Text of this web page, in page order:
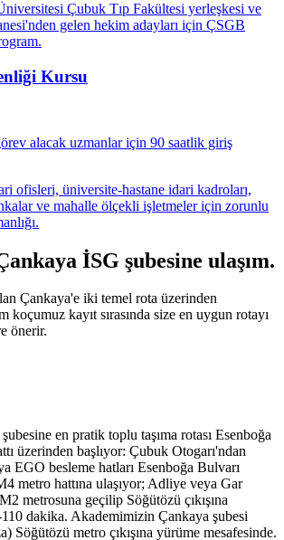
Çubuk Tıp Fakültesi yerleşkesi ve
gelen hekim adayları için ÇSGB
Kursu
alacak uzmanlar için 90 saatlik giriş
ofisleri, üniversite-hastane idari kadroları,
ve mahalle ölçekli işletmeler için zorunlu
İSG şubesine ulaşım.
Çankaya'e iki temel rota üzerinden
koçumuz kayıt sırasında size en uygun rotayı
önerir.
en pratik toplu taşıma rotası Esenboğa
üzerinden başlıyor: Çubuk Otogarı'ndan
EGO besleme hatları Esenboğa Bulvarı
metro hattına ulaşıyor; Adliye veya Gar
metrosuna geçilip Söğütözü çıkışına
110 dakika. Akademimizin Çankaya şubesi
Söğütözü metro çıkışına yürüme mesafesinde.